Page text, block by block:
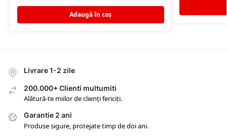
Adaugă în coș
Livrare 1-2 zile
200.000+ Clienti multumiti
Alătură-te miilor de clienți fericiți.
Garantie 2 ani
Produse sigure, protejate timp de doi ani.